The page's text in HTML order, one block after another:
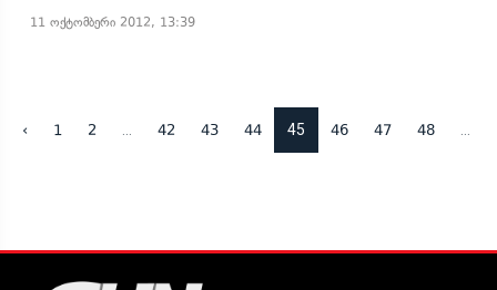
11 ოქტომბერი 2012, 13:39
‹ 1 2 42 43 44 45 46 47 48